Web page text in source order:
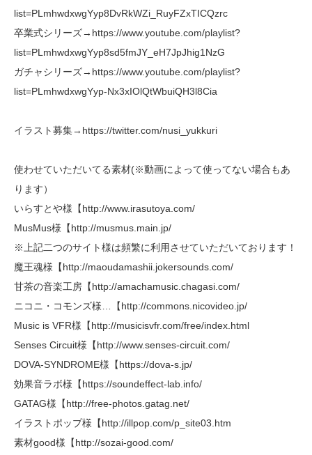
list=PLmhwdxwgYyp8DvRkWZi_RuyFZxTICQzrc
卒業式シリーズ→https://www.youtube.com/playlist?
list=PLmhwdxwgYyp8sd5fmJY_eH7JpJhig1NzG
ガチャシリーズ→https://www.youtube.com/playlist?
list=PLmhwdxwgYyp-Nx3xIOlQtWbuiQH3l8Cia
イラスト募集→https://twitter.com/nusi_yukkuri
使わせていただいてる素材(※動画によって使ってない場合もあ
ります）
いらすとや様【http://www.irasutoya.com/
MusMus様【http://musmus.main.jp/
※上記二つのサイト様は頻繁に利用させていただいております！
魔王魂様【http://maoudamashii.jokersounds.com/
甘茶の音楽工房【http://amachamusic.chagasi.com/
ニコニ・コモンズ様…【http://commons.nicovideo.jp/
Music is VFR様【http://musicisvfr.com/free/index.html
Senses Circuit様【http://www.senses-circuit.com/
DOVA-SYNDROME様【https://dova-s.jp/
効果音ラボ様【https://soundeffect-lab.info/
GATAG様【http://free-photos.gatag.net/
イラストポップ様【http://illpop.com/p_site03.htm
素材good様【http://sozai-good.com/